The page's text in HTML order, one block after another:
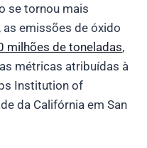
se tornou mais
emissões de óxido
milhões de toneladas,
métricas atribuídas à
Institution of
da Califórnia em San